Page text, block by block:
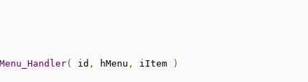
( id , hMenu , iItem )